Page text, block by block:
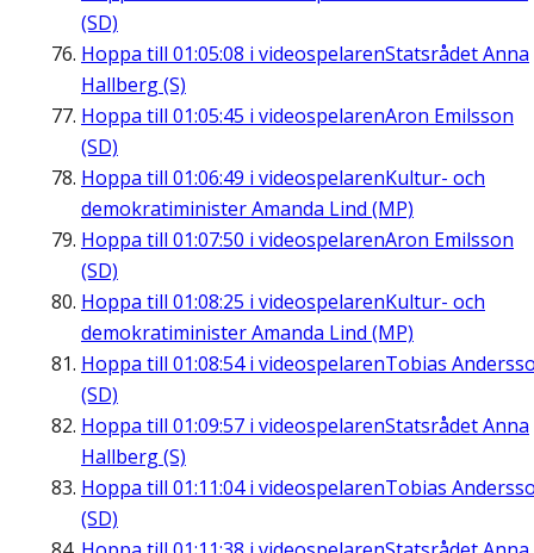
(SD)
Hoppa till 01:05:08 i videospelarenStatsrådet Anna
Hallberg (S)
Hoppa till 01:05:45 i videospelarenAron Emilsson
(SD)
Hoppa till 01:06:49 i videospelarenKultur- och
demokratiminister Amanda Lind (MP)
Hoppa till 01:07:50 i videospelarenAron Emilsson
(SD)
Hoppa till 01:08:25 i videospelarenKultur- och
demokratiminister Amanda Lind (MP)
Hoppa till 01:08:54i videospelarenTobias
(SD)
Hoppa till 01:09:57 i videospelarenStatsrådet Anna
Hallberg (S)
Hoppa till 01:11:04i videospelarenTobias
(SD)